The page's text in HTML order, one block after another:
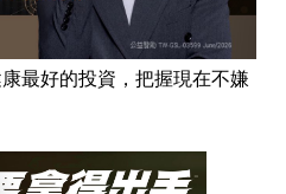
最好的投資，把握現在不嫌